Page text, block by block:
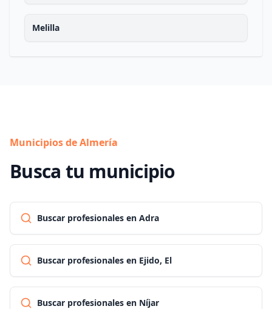
Melilla
Municipios de Almería
Busca tu municipio
Buscar profesionales en Adra
Buscar profesionales en Ejido, El
Buscar profesionales en Níjar